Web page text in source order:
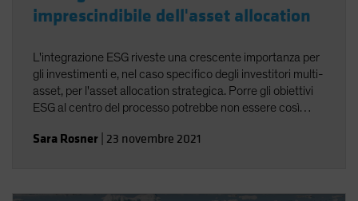
imprescindibile dell'asset allocation
L'integrazione ESG riveste una crescente importanza per
gli investimenti e, nel caso specifico degli investitori multi-
asset, per l'asset allocation strategica. Porre gli obiettivi
ESG al centro del processo potrebbe non essere così
rischio/rendimento, ma l'allineamento - e una rigorosa
Sara Rosner 23 novembre 2021